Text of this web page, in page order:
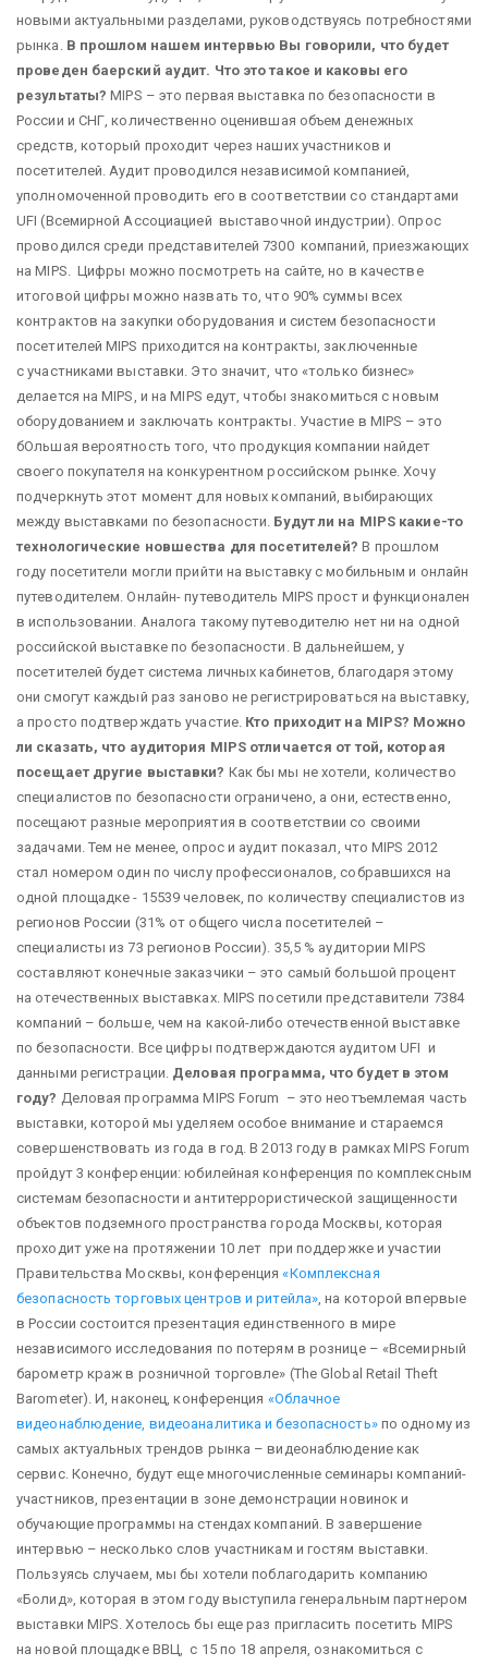
новыми актуальными разделами, руководствуясь потребностями
рынка. В прошлом нашем интервью Вы говорили, что будет
проведен баерский аудит. Что это такое и каковы его
результаты? MIPS – это первая выставка по безопасности в
России и СНГ, количественно оценившая объем денежных
средств, который проходит через наших участников и
посетителей. Аудит проводился независимой компанией,
уполномоченной проводить его в соответствии со стандартами
UFI (Всемирной Ассоциацией выставочной индустрии). Опрос
проводился среди представителей 7300 компаний, приезжающих
на MIPS. Цифры можно посмотреть на сайте, но в качестве
итоговой цифры можно назвать то, что 90% суммы всех
контрактов на закупки оборудования и систем безопасности
посетителей MIPS приходится на контракты, заключенные
с участниками выставки. Это значит, что «только бизнес»
делается на MIPS, и на MIPS едут, чтобы знакомиться с новым
оборудованием и заключать контракты. Участие в MIPS – это
бОльшая вероятность того, что продукция компании найдет
своего покупателя на конкурентном российском рынке. Хочу
подчеркнуть этот момент для новых компаний, выбирающих
между выставками по безопасности. Будут ли на MIPS какие-то
технологические новшества для посетителей? В прошлом
году посетители могли прийти на выставку с мобильным и онлайн
путеводителем. Онлайн- путеводитель MIPS прост и функционален
в использовании. Аналога такому путеводителю нет ни на одной
российской выставке по безопасности. В дальнейшем, у
посетителей будет система личных кабинетов, благодаря этому
они смогут каждый раз заново не регистрироваться на выставку,
а просто подтверждать участие. Кто приходит на MIPS? Можно
ли сказать, что аудитория MIPS отличается от той, которая
посещает другие выставки? Как бы мы не хотели, количество
специалистов по безопасности ограничено, а они, естественно,
посещают разные мероприятия в соответствии со своими
задачами. Тем не менее, опрос и аудит показал, что MIPS 2012
стал номером один по числу профессионалов, собравшихся на
одной площадке - 15539 человек, по количеству специалистов из
регионов России (31% от общего числа посетителей –
специалисты из 73 регионов России). 35,5 % аудитории MIPS
составляют конечные заказчики – это самый большой процент
на отечественных выставках. MIPS посетили представители 7384
компаний – больше, чем на какой-либо отечественной выставке
по безопасности. Все цифры подтверждаются аудитом UFI и
данными регистрации. Деловая программа, что будет в этом
году? Деловая программа MIPS Forum – это неотъемлемая часть
выставки, которой мы уделяем особое внимание и стараемся
совершенствовать из года в год. В 2013 году в рамках MIPS Forum
пройдут 3 конференции: юбилейная конференция по комплексным
системам безопасности и антитеррористической защищенности
объектов подземного пространства города Москвы, которая
проходит уже на протяжении 10 лет при поддержке и участии
Правительства Москвы, конференция«Комплексная
безопасность торговых центров и ритейла», на которой впервые
в России состоится презентация единственного в мире
независимого исследования по потерям в рознице – «Всемирный
барометр краж в розничной торговле» (The Global Retail Theft
Barometer). И, наконец, конференция «Облачное
видеонаблюдение, видеоаналитика и безопасность»по одному из
самых актуальных трендов рынка – видеонаблюдение как
сервис. Конечно, будут еще многочисленные семинары компаний-
участников, презентации в зоне демонстрации новинок и
обучающие программы на стендах компаний. В завершение
интервью – несколько слов участникам и гостям выставки.
Пользуясь случаем, мы бы хотели поблагодарить компанию
«Болид», которая в этом году выступила генеральным партнером
выставки MIPS. Хотелось бы еще раз пригласить посетить MIPS
на новой площадке ВВЦ, с 15 по 18 апреля, ознакомиться с